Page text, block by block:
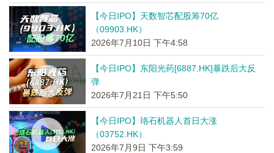
【今日IPO】天数智芯配股筹70亿
（09903.HK）
2026年7月10日 下午4:58
【今日IPO】东阳光药[6887.HK]暴跌后大反
弹
2026年7月21日 下午5:50
【今日IPO】珞石机器人首日大涨
（03752.HK）
2026年7月9日 下午3:59